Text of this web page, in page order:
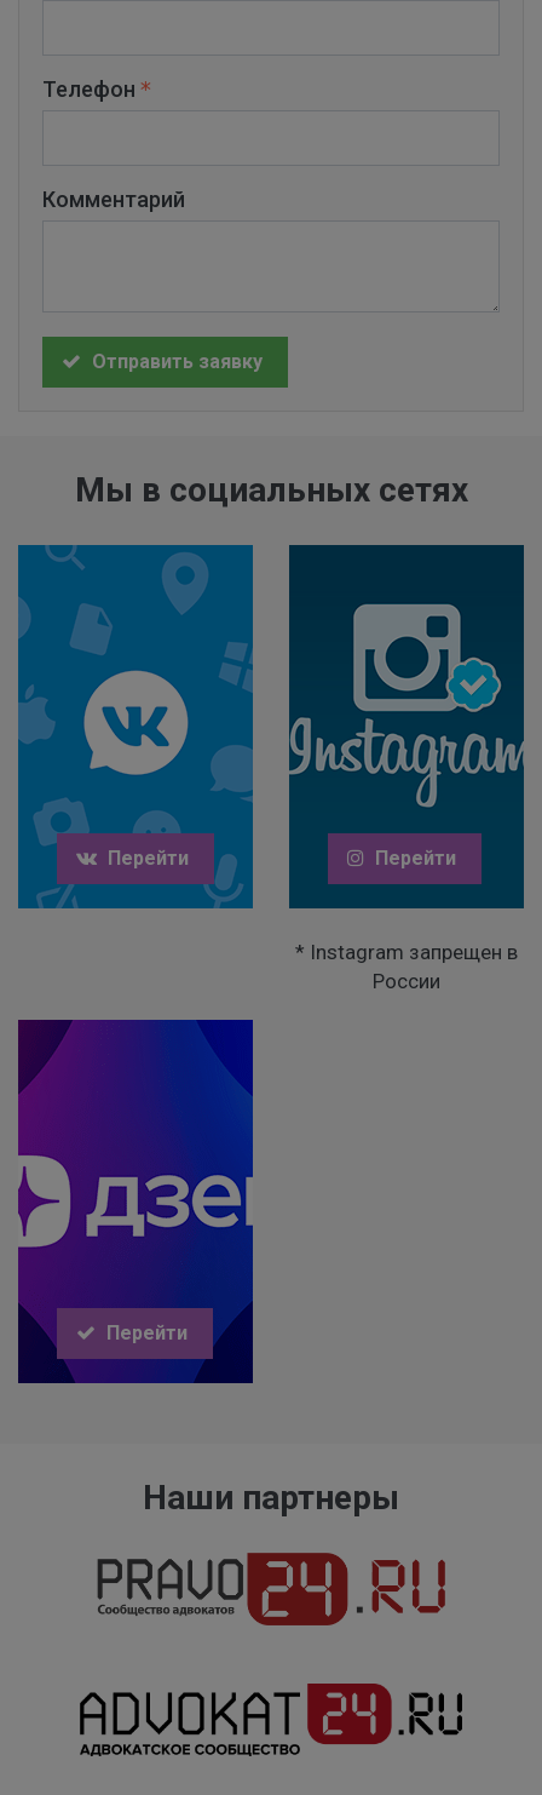
Телефон
Комментарий
Отправить заявку
Мы в социальных сетях
Перейти Перейти
* Instagram запрещен в
России
Перейти
Наши партнеры